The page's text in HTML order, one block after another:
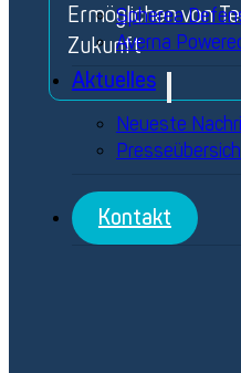
Spherea
Averna
Aktuelles
Neueste
Kontakt
Ermöglichen von
Zukunft